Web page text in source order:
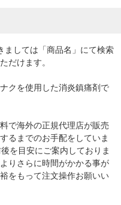
しては「商品名」にて検索
だけます。
クを使用した消炎鎮痛剤で
で海外の正規代理店が販売
るまでのお手配をしていま
を目安にご案内しておりま
りさらに時間がかかる事が
をもって注文操作お願いい